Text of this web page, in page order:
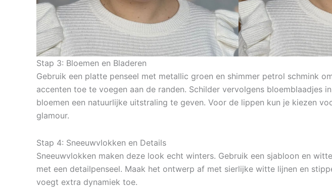
Stap 3: Bloemen en Bladeren
Gebruik een platte penseel met metallic groen en shimmer petrol schmink
accenten toe te voegen aan de randen. Schilder vervolgens
bloemen een natuurlijke uitstraling te geven. Voor de lippen kun je kiezen
glamour.
Stap 4: Sneeuwvlokken en Details
Sneeuwvlokken maken deze look echt winters. Gebruik een sjabloon en
met een detailpenseel. Maak het ontwerp af met sierlijke witte lijnen en
voegt extra dynamiek toe.